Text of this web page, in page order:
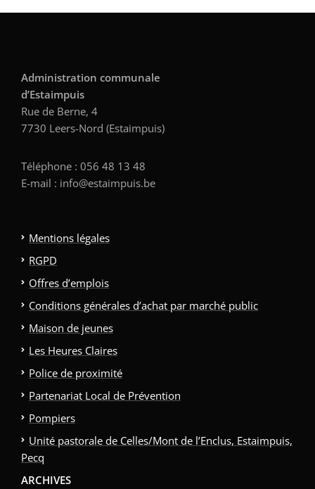
Administration communale
d’Estaimpuis
Rue de Berne, 4
7730 Leers-Nord (Estaimpuis)
Téléphone : 056 48 13 48
E-mail : info@estaimpuis.be
Mentions légales
RGPD
Offres d’emplois
Conditions générales d’achat par marché public
Maison de jeunes
Les Heures Claires
Police de proximité
Partenariat Local de Prévention
Pompiers
Unité pastorale de Celles/Mont de l’Enclus, Estaimpuis,
Pecq
ARCHIVES